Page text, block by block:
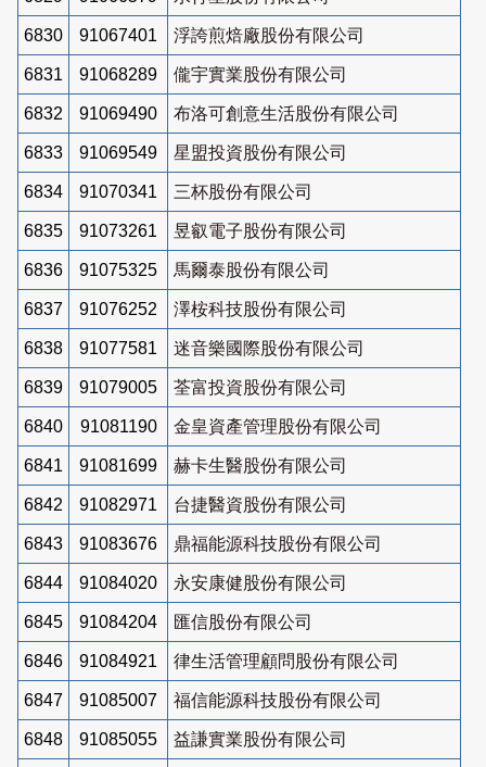
6830 91067401 浮誇煎焙廠股份有限公司
6831 91068289 儱宇實業股份有限公司
6832 91069490 布洛可創意生活股份有限公司
6833 91069549 星盟投資股份有限公司
6834 91070341 三杯股份有限公司
6835 91073261 昱叡電子股份有限公司
6836 91075325 馬爾泰股份有限公司
6837 91076252 澤桉科技股份有限公司
6838 91077581 迷音樂國際股份有限公司
6839 91079005 荃富投資股份有限公司
6840 91081190 金皇資產管理股份有限公司
6841 91081699 赫卡生醫股份有限公司
6842 91082971 台捷醫資股份有限公司
6843 91083676 鼎福能源科技股份有限公司
6844 91084020 永安康健股份有限公司
6845 91084204 匯信股份有限公司
6846 91084921 律生活管理顧問股份有限公司
6847 91085007 福信能源科技股份有限公司
6848 91085055 益謙實業股份有限公司